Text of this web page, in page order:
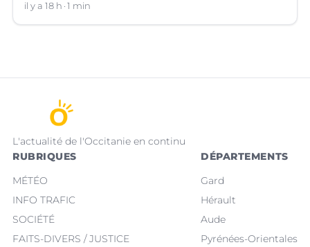
Villeneuve-lez-Avignon (Gard).
il y a 18 h 1 min
L'actualité de l'Occitanie en continu
RUBRIQUES
MÉTÉO
INFO TRAFIC
SOCIÉTÉ
FAITS-DIVERS / JUSTICE
DÉPARTEMENTS
Gard
Hérault
Aude
Pyrénées-Orientales